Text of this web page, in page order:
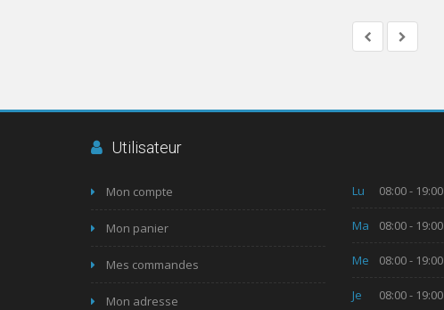
Utilisateur
Mon compte
Mon panier
Mes commandes
Mon adresse
Lu 08:00 - 19:00
Ma 08:00 - 19:00
Me 08:00 - 19:00
Je 08:00 - 19:00